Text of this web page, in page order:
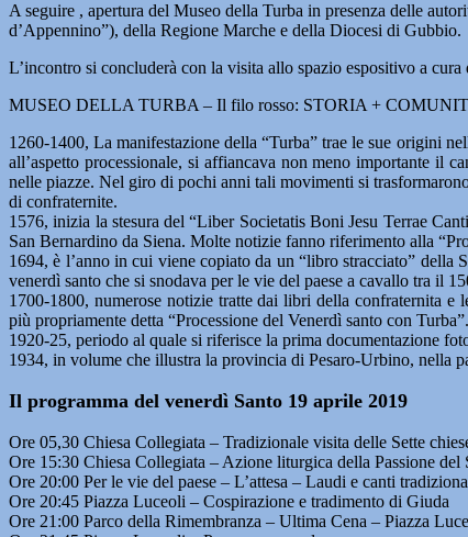
A seguire , apertura del Museo della Turba in presenza delle
d’Appennino”), della Regione Marche e della Diocesi di Gubbio.
L’incontro si concluderà con la visita allo spazio espositivo a
MUSEO DELLA TURBA – Il filo rosso: STORIA +
1260-1400, La manifestazione della “Turba” trae le sue origini
all’aspetto processionale, si affiancava non meno importante il
nelle piazze. Nel giro di pochi anni tali movimenti si
di confraternite.
1576, inizia la stesura del “Liber Societatis Boni Jesu Terrae
San Bernardino da Siena. Molte notizie fanno riferimento alla
1694, è l’anno in cui viene copiato da un “libro stracciato” della
venerdì santo che si snodava per le vie del paese a cavallo tra il
1700-1800, numerose notizie tratte dai libri della confraternita e
più propriamente detta “Processione del Venerdì santo con Turba”.
1920-25, periodo al quale si riferisce la prima documentazione
1934, in volume che illustra la provincia di Pesaro-Urbino, nella
Il programma del venerdì Santo 19 aprile 2019
Ore 05,30 Chiesa Collegiata – Tradizionale visita delle Sette
Ore 15:30 Chiesa Collegiata – Azione liturgica della Passione del
Ore 20:00 Per le vie del paese – L’attesa – Laudi e canti
Ore 20:45 Piazza Luceoli – Cospirazione e tradimento di Giuda
Ore 21:00 Parco della Rimembranza – Ultima Cena – Piazza